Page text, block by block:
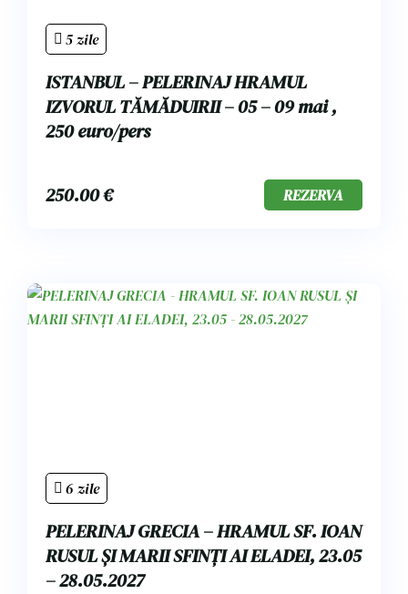
5 zile
ISTANBUL – PELERINAJ HRAMUL
IZVORUL TĂMĂDUIRII – 05 – 09 mai ,
250 euro/pers
250.00€ REZERVA
6 zile
PELERINAJ GRECIA – HRAMUL SF. IOAN
RUSUL ȘI MARII SFINȚI AI ELADEI, 23.05
– 28.05.2027